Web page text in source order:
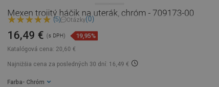
Mexen trojitý háčik na uterák, chróm - 709173-00
(5) Otázky(0)
Katalógová cena: 20,60 €
16,49 € (s DPH) 19,95%
Najnižšia cena za posledných 30 dní: 16,49 €
Farba - Chróm